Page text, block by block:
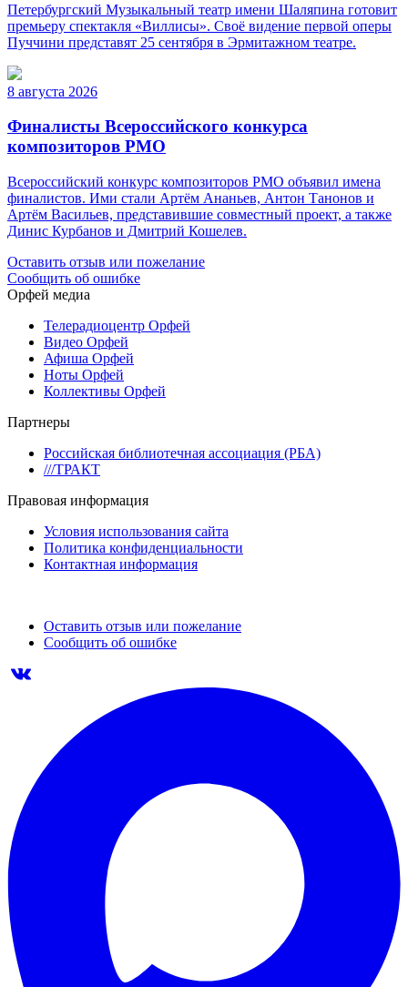
Петербургский Музыкальный театр имени Шаляпина готовит
премьеру спектакля «Виллисы». Своё видение первой оперы
Пуччини представят 25 сентября в Эрмитажном театре.
8 августа 2026
Финалисты Всероссийского конкурса
композиторов РМО
Всероссийский конкурс композиторов РМО объявил имена
финалистов. Ими стали Артём Ананьев, Антон Танонов и
Артём Васильев, представившие совместный проект, а также
Динис Курбанов и Дмитрий Кошелев.
Оставить отзыв или пожелание
Сообщить об ошибке
Орфей медиа
Телерадиоцентр Орфей
Видео Орфей
Афиша Орфей
Ноты Орфей
Коллективы Орфей
Партнеры
Российская библиотечная ассоциация (РБА)
///ТРАКТ
Правовая информация
Условия использования сайта
Политика конфиденциальности
Контактная информация
Оставить отзыв или пожелание
Сообщить об ошибке